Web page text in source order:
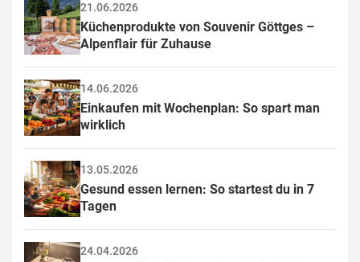
21.06.2026
Küchenprodukte von Souvenir Göttges –
Alpenflair für Zuhause
14.06.2026
Einkaufen mit Wochenplan: So spart man
wirklich
13.05.2026
Gesund essen lernen: So startest du in 7
Tagen
24.04.2026